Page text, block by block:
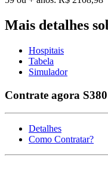
Mais detalhes
Hospitais
Tabela
Simulador
Contrate agora
Detalhes
Como Contratar?